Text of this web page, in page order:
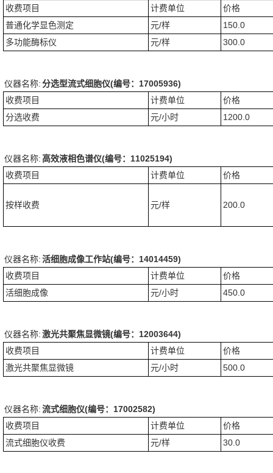
收费项目
计费单位
价格
普通化学显色测定
元/样
150.0
多功能酶标仪
元/样 300.0
仪器名称:分选型流式细胞仪(编号：17005936)
收费项目
计费单位
价格
分选收费
元/小时 1200.0
仪器名称:高效液相色谱仪(编号：11025194)
收费项目
计费单位 价格
按样收费 元/样 200.0
仪器名称:活细胞成像工作站(编号：14014459)
收费项目
计费单位
价格
活细胞成像
元/小时 450.0
仪器名称:激光共聚焦显微镜(编号：12003644)
收费项目
计费单位
价格
激光共聚焦显微镜
元/小时 500.0
仪器名称:流式细胞仪(编号：17002582)
收费项目
计费单位
价格
流式细胞仪收费
元/样 30.0